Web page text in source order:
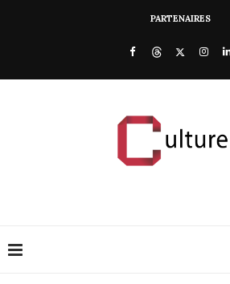
PARTENAIRES